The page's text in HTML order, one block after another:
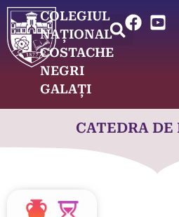
COLEGIUL
NAȚIONAL
COSTACHE
NEGRI
GALAȚI
CATEDRA DE